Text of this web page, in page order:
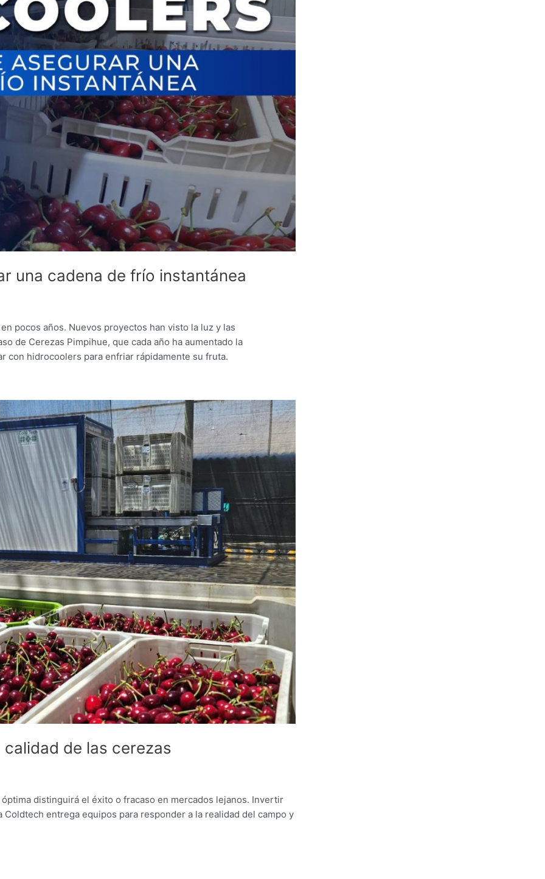
una cadena de frío instantánea
pocos años. Nuevos proyectos han visto la luz y las
de Cerezas Pimpihue, que cada año ha aumentado la
con hidrocoolers para enfriar rápidamente su fruta.
de las cerezas
distinguirá el éxito o fracaso en mercados lejanos. Invertir
entrega equipos para responder a la realidad del campo y